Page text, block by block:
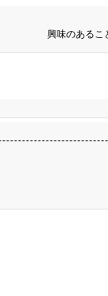
興味のあるこ